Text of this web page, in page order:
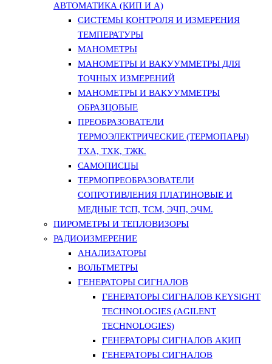
АВТОМАТИКА (КИП И А)
СИСТЕМЫ КОНТРОЛЯ И ИЗМЕРЕНИЯ
ТЕМПЕРАТУРЫ
МАНОМЕТРЫ
МАНОМЕТРЫ И ВАКУУММЕТРЫ ДЛЯ
ТОЧНЫХ ИЗМЕРЕНИЙ
МАНОМЕТРЫ И ВАКУУММЕТРЫ
ОБРАЗЦОВЫЕ
ПРЕОБРАЗОВАТЕЛИ
ТЕРМОЭЛЕКТРИЧЕСКИЕ (ТЕРМОПАРЫ)
ТХА, ТХК, ТЖК.
САМОПИСЦЫ
ТЕРМОПРЕОБРАЗОВАТЕЛИ
СОПРОТИВЛЕНИЯ ПЛАТИНОВЫЕ И
МЕДНЫЕ ТСП, ТСМ, ЭЧП, ЭЧМ.
ПИРОМЕТРЫ И ТЕПЛОВИЗОРЫ
РАДИОИЗМЕРЕНИЕ
АНАЛИЗАТОРЫ
ВОЛЬТМЕТРЫ
ГЕНЕРАТОРЫ СИГНАЛОВ
ГЕНЕРАТОРЫ СИГНАЛОВ KEYSIGHT
TECHNOLOGIES (AGILENT
TECHNOLOGIES)
ГЕНЕРАТОРЫ СИГНАЛОВ АКИП
ГЕНЕРАТОРЫ СИГНАЛОВ